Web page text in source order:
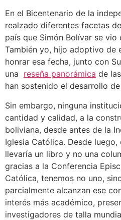
En el Bicentenario de la
realzado diferentes facetas
país que Simón Bolívar se vio
También yo, hijo adoptivo de
honrar esa fecha, junto con
una reseña panorámica de
han sostenido el desarrollo
Sin embargo, ninguna
cantidad y calidad, a la
boliviana, desde antes de la
Iglesia Católica. Desde
llevaría un libro y no una
gracias a la Conferencia
Católica, tenemos no uno,
parcialmente alcanzan ese
interés más académico,
investigadores de talla